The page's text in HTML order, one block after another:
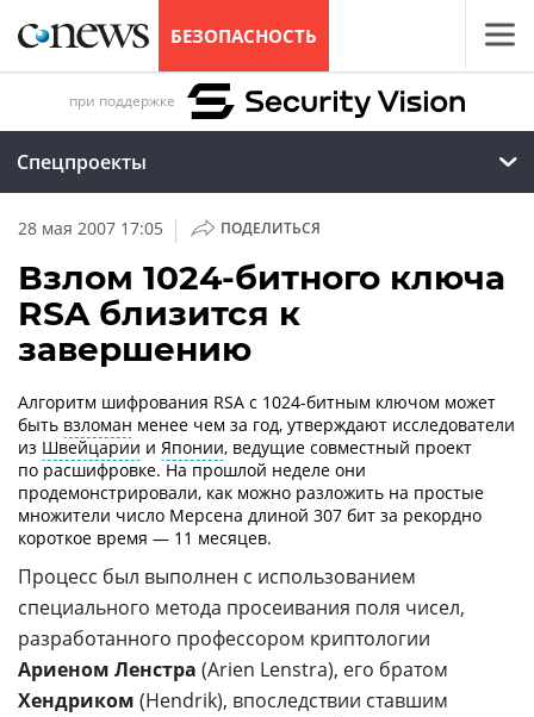
БЕЗОПАСНОСТЬ
при поддержке
Спецпроекты
28 мая 2007 17:05 | ПОДЕЛИТЬСЯ
Взлом 1024-битного ключа
RSA близится к
завершению
Алгоритм шифрования RSA с 1024-битным ключом может
быть взломан менее чем за год, утверждают исследователи
из Швейцарии и Японии, ведущие совместный проект
по расшифровке. На прошлой неделе они
продемонстрировали, как можно разложить на простые
множители число Мерсена длиной 307 бит за рекордно
короткое время — 11 месяцев.
Процесс был выполнен с использованием
специального метода просеивания поля чисел,
разработанного профессором криптологии
Ариеном Ленстра (Arien Lenstra), его братом
Хендриком (Hendrik), впоследствии ставшим